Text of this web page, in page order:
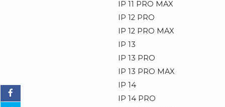
IP 11 PRO MAX
IP 12 PRO
IP 12 PRO MAX
IP 13
IP 13 PRO
IP 13 PRO MAX
IP 14
IP 14 PRO